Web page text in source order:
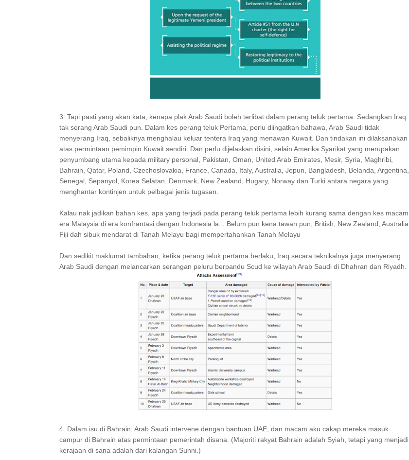
3. Tapi pasti yang akan kata, kenapa plak Arab Saudi boleh terlibat dalam perang teluk pertama. Sedangkan Iraq
tak serang Arab Saudi pun. Dalam kes perang teluk Pertama, perlu diingatkan bahawa, Arab Saudi tidak
menyerang Iraq, sebaliknya menghalau keluar tentera Iraq yang menawan Kuwait. Dan tindakan ini dilaksanakan
atas permintaan pemimpin Kuwait sendiri. Dan perlu dijelaskan disini, selain Amerika Syarikat yang merupakan
penyumbang utama kepada military personal, Pakistan, Oman, United Arab Emirates, Mesir, Syria, Maghribi,
Bahrain, Qatar, Poland, Czechoslovakia, France, Canada, Italy, Australia, Jepun, Bangladesh, Belanda, Argentina,
Senegal, Sepanyol, Korea Selatan, Denmark, New Zealand, Hugary, Norway dan Turki antara negara yang
menghantar kontinjen untuk pelbagai jenis tugasan.
Kalau nak jadikan bahan kes, apa yang terjadi pada perang teluk pertama lebih kurang sama dengan kes macam
era Malaysia di era konfrantasi dengan Indonesia la... Belum pun kena tawan pun, British, New Zealand, Australia,
Fiji dah sibuk mendarat di Tanah Melayu bagi mempertahankan Tanah Melayu
Dan sedikit maklumat tambahan, ketika perang teluk pertama berlaku, Iraq secara teknikalnya juga menyerang
Arab Saudi dengan melancarkan serangan peluru berpandu Scud ke wilayah Arab Saudi di Dhahran dan Riyadh.
4. Dalam isu di Bahrain, Arab Saudi intervene dengan bantuan UAE, dan macam aku cakap mereka masuk
campur di Bahrain atas permintaan pemerintah disana. (Majoriti rakyat Bahrain adalah Syiah, tetapi yang menjadi
kerajaan di sana adalah dari kalangan Sunni.)